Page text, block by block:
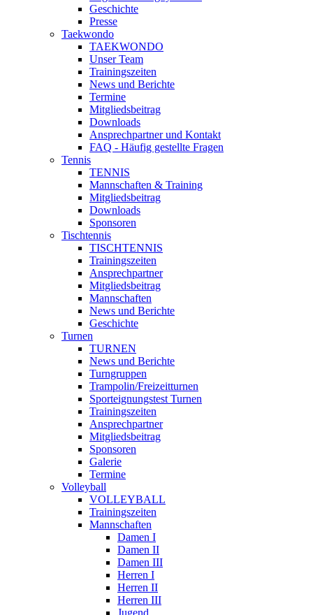
Geschichte
Presse
Taekwondo
TAEKWONDO
Unser Team
Trainingszeiten
News und Berichte
Termine
Mitgliedsbeitrag
Downloads
Ansprechpartner und Kontakt
FAQ - Häufig gestellte Fragen
Tennis
TENNIS
Mannschaften & Training
Mitgliedsbeitrag
Downloads
Sponsoren
Tischtennis
TISCHTENNIS
Trainingszeiten
Ansprechpartner
Mitgliedsbeitrag
Mannschaften
News und Berichte
Geschichte
Turnen
TURNEN
News und Berichte
Turngruppen
Trampolin/Freizeitturnen
Sporteignungstest Turnen
Trainingszeiten
Ansprechpartner
Mitgliedsbeitrag
Sponsoren
Galerie
Termine
Volleyball
VOLLEYBALL
Trainingszeiten
Mannschaften
Damen I
Damen II
Damen III
Herren I
Herren II
Herren III
Jugend